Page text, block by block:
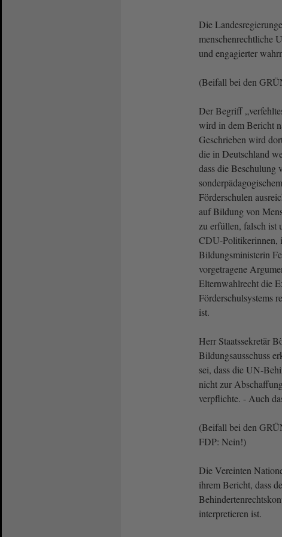
Die
menschenrechtliche
und engagierter
(Beifall bei den
Der Begriff
wird in dem Bericht
Geschrieben wird
die in Deutschland
dass die Beschulung
Förderschulen
auf Bildung von
zu erfüllen, falsch ist
CDU-Politikerinnen,
Bildungsministerin
vorgetragene
Elternwahlrecht die
Förderschulsystems
ist.
Herr Staatssekretär
Bildungsausschuss
sei, dass die UN-
nicht zur
verpflichte. - Auch
(Beifall bei den
FDP: Nein!)
Die Vereinten
ihrem Bericht, dass
interpretieren ist.